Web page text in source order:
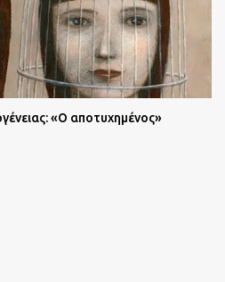
«Ο αποτυχημένος»